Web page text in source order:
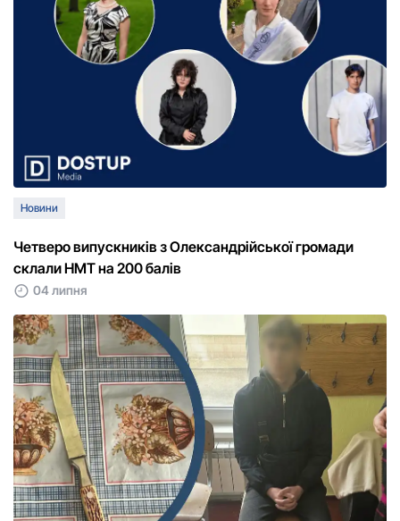
Новини
Четверо випускників з Олександрійської громади
склали НМТ на 200 балів
04 липня